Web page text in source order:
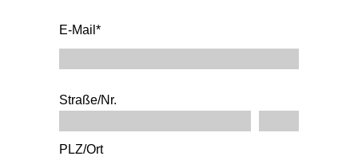
E-Mail*
Straße/Nr.
PLZ/Ort